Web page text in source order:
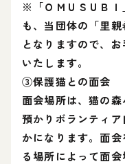
※「ＯＭＵＳＵＢＩ
も、当団体の「里
となりますので、
いたします。
③保護猫との面会
面会場所は、猫の
預かりボランティ
かになります。面
る場所によって面